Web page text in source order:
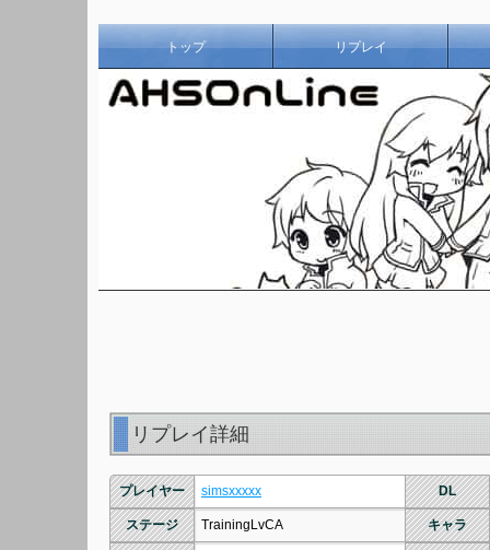
トップ リプレイ
リプレイ詳細
プレイヤー simsxxxxx DL
ステージ TrainingLvCA キャラ